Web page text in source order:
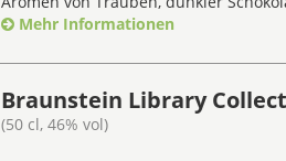
Aromen von Trauben, dunkler
Mehr Informationen
Braunstein Library
(50 cl, 46% vol)